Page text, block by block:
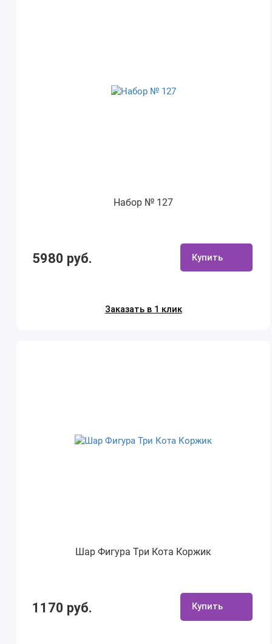
Набор № 127
5980 руб. Купить
Заказать в 1 клик
Шар Фигура Три Кота Коржик
1170 руб. Купить